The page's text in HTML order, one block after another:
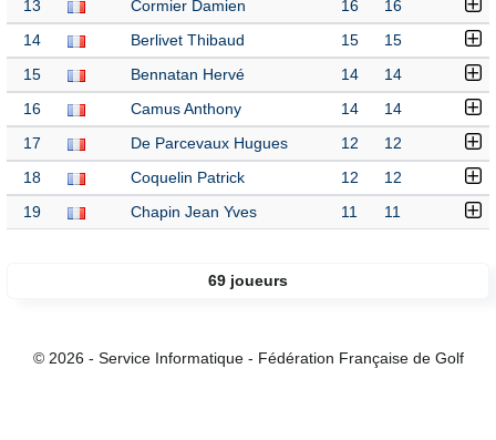
13 Cormier Damien 16 16
14 Berlivet Thibaud 15 15
15 Bennatan Hervé 14 14
16 Camus Anthony 14 14
17 De Parcevaux Hugues 12 12
18 Coquelin Patrick 12 12
19 Chapin Jean Yves 11 11
69 joueurs
© 2026 - Service Informatique - Fédération Française de Golf